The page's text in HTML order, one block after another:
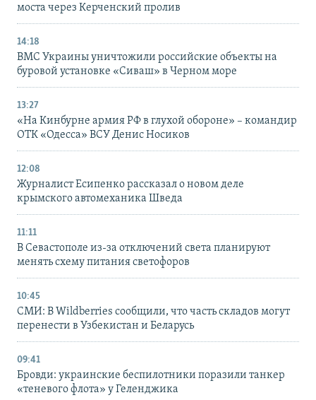
моста через Керченский пролив
14:18
ВМС Украины уничтожили российские объекты на
буровой установке «Сиваш» в Черном море
13:27
«На Кинбурне армия РФ в глухой обороне» – командир
ОТК «Одесса» ВСУ Денис Носиков
12:08
Журналист Есипенко рассказал о новом деле
крымского автомеханика Шведа
11:11
В Севастополе из-за отключений света планируют
менять схему питания светофоров
10:45
СМИ: В Wildberries сообщили, что часть складов могут
перенести в Узбекистан и Беларусь
09:41
Бровди: украинские беспилотники поразили танкер
«теневого флота» у Геленджика